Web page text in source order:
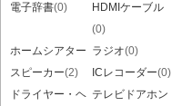
電子辞書(0)
HDMIケーブル
(0)
ホームシアター
スピーカー(2)
ラジオ(0)
ICレコーダー(0)
ドライヤー・ヘ テレビドアホン